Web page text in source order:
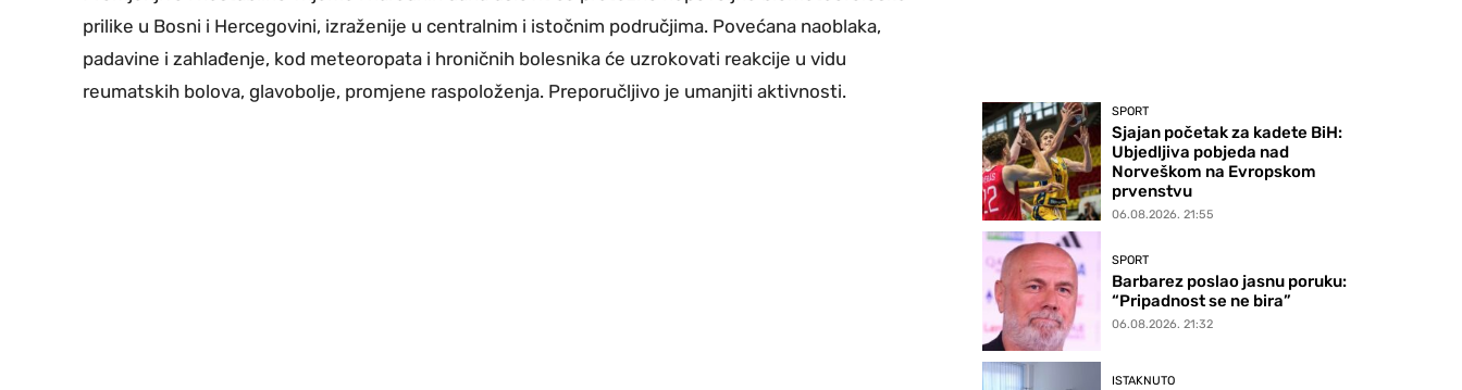
prilike u Bosni i Hercegovini, izraženije u centralnim i istočnim područjima. Povećana naoblaka,
padavine i zahlađenje, kod meteoropata i hroničnih bolesnika će uzrokovati reakcije u vidu
reumatskih bolova, glavobolje, promjene raspoloženja. Preporučljivo je umanjiti aktivnosti.
SPORT
Sjajan početak za kadete BiH:
Ubjedljiva pobjeda nad
Norveškom na Evropskom
prvenstvu
06.08.2026. 21:55
SPORT
Barbarez poslao jasnu poruku:
“Pripadnost se ne bira”
06.08.2026. 21:32
ISTAKNUTO